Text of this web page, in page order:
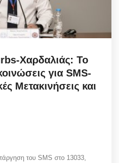
Χαρδαλιάς: Το
για SMS-
Μετακινήσεις και
του SMS στο 13033,